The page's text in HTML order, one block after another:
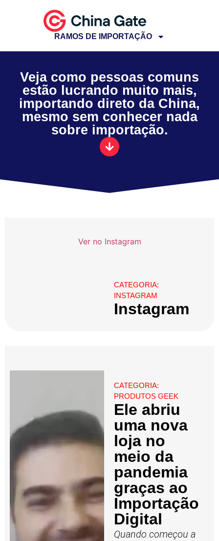
RAMOS DE IMPORTAÇÃO
Veja como pessoas comuns
estão lucrando muito mais,
importando direto da China,
mesmo sem conhecer nada
sobre importação.
Ver no Instagram
CATEGORIA:
INSTAGRAM
Instagram
CATEGORIA:
PRODUTOS GEEK
Ele abriu
uma nova
loja no
meio da
pandemia
graças ao
Importação
Digital
Quando começou a